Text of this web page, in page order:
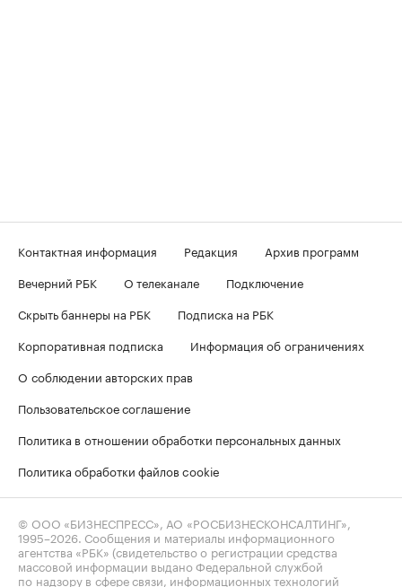
Контактная информация Редакция
Архив программ
Вечерний РБК
О телеканале
Подключение
Скрыть баннеры на РБК
Подписка на РБК
Корпоративная подписка
Информация об ограничениях
О соблюдении авторских прав
Пользовательское соглашение
Политика в отношении обработки персональных данных
Политика обработки файлов cookie
© ООО «БИЗНЕСПРЕСС», АО «РОСБИЗНЕСКОНСАЛТИНГ»,
1995–2026 . Сообщения и материалы информационного
агентства «РБК» (свидетельство о регистрации средства
массовой информации выдано Федеральной службой
по надзору в сфере связи, информационных технологий